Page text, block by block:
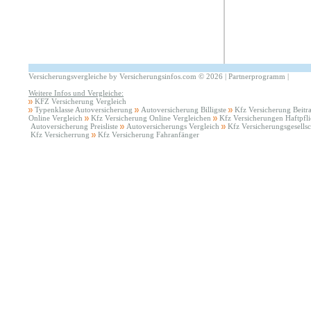
Versicherungsvergleiche by Versicherungsinfos.com © 2026 | Partnerprogramm |
Weitere Infos und Vergleiche:
KFZ Versicherung Vergleich
Typenklasse Autoversicherung
Autoversicherung Billigste
Kfz Versicherung
Online Vergleich
Kfz Versicherung Online Vergleichen
Kfz Versicherungen
Autoversicherung Preisliste
Autoversicherungs Vergleich
Kfz
Kfz Versicherrung
Kfz Versicherung Fahranfänger